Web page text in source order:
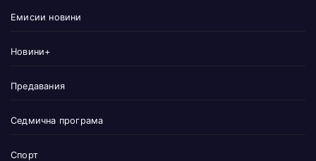
Емисии новини
Новини+
Предавания
Седмична програма
Спорт